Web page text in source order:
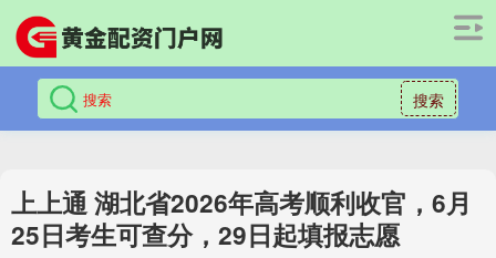
搜索
上上通 湖北省2026年高考顺利收官，6月
25日考生可查分，29日起填报志愿